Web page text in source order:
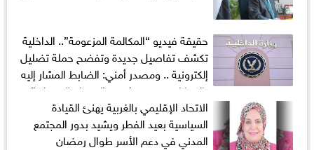
حقيقة فيديو “المكالمة المزعومة”.. الداخلية
تكشف تفاصيل جديدة وتفضح حملة تضليل
إلكترونية .. ومصدر أمني: الضابط المشار إليه
بالمعاش منذ سنوات.. والمقطع “مفبرك”
ضمن مخطط ممنهج لبث الشائعاتالاتحاد الإقليمي بالغربية يهنئ القيادة
السياسية بعيد الفطر ويشيد بدور المجتمع
المدني في دعم الأسر طوال رمضان